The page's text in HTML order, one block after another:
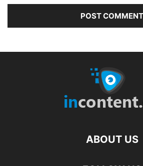
ABOUT US